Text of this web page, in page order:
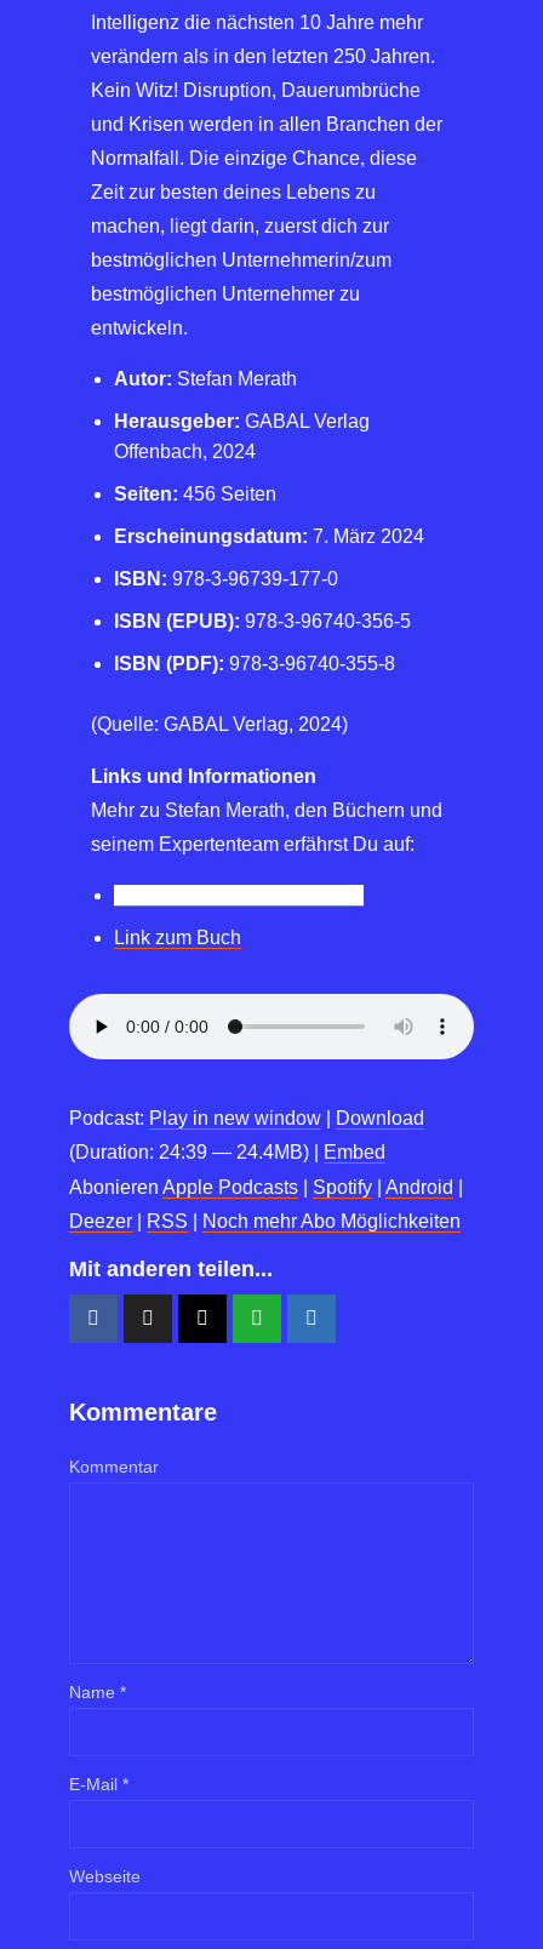
Intelligenz die nächsten 10 Jahre mehr
verändern als in den letzten 250 Jahren.
Kein Witz! Disruption, Dauerumbrüche
und Krisen werden in allen Branchen der
Normalfall. Die einzige Chance, diese
Zeit zur besten deines Lebens zu
machen, liegt darin, zuerst dich zur
bestmöglichen Unternehmerin/zum
bestmöglichen Unternehmer zu
entwickeln.
Autor: Stefan Merath
Herausgeber: GABAL Verlag
Offenbach, 2024
Seiten: 456 Seiten
Erscheinungsdatum: 7. März 2024
ISBN: 978-3-96739-177-0
ISBN (EPUB): 978-3-96740-356-5
ISBN (PDF): 978-3-96740-355-8
(Quelle: GABAL Verlag, 2024)
Links und Informationen
Mehr zu Stefan Merath, den Büchern und
seinem Expertenteam erfährst Du auf:
Link zum Buch
Podcast: Play in new window
Download
(Duration: 24:39 — 24.4MB) |
Embed
Abonieren Apple Podcasts Spotify Android
Deezer
RSS Noch mehr Abo Möglichkeiten
Mit anderen teilen...
Kommentare
Kommentar
Name *
E-Mail *
Webseite